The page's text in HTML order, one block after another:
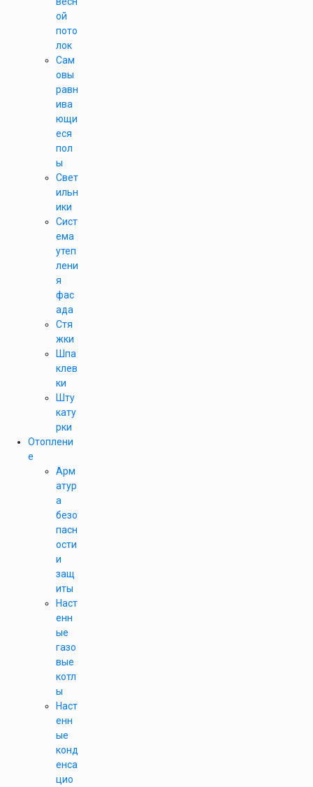
ой
пото
лок
Сам
овы
равн
ива
ющи
еся
пол
ы
Свет
ильн
ики
Сист
ема
утеп
лени
я
фас
ада
Стя
жки
Шпа
клев
ки
Шту
кату
рки
Отоплени
е
Арм
атур
а
безо
пасн
ости
и
защ
иты
Наст
енн
ые
газо
вые
котл
ы
Наст
енн
ые
конд
енса
цио